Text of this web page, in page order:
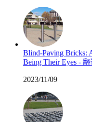
Blind-Paving Bricks:
Being Their Eyes -
2023/11/09